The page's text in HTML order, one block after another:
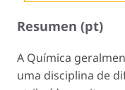
Resumen (pt)
A Química
uma disciplina de